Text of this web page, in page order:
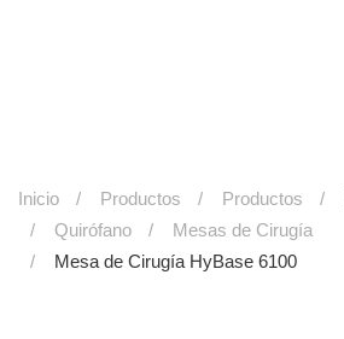
Inicio Productos Productos
Quirófano
Mesas de Cirugía
Mesa de Cirugía HyBase 6100